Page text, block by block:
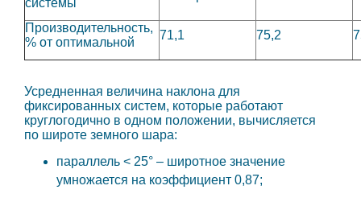
Производительность,
% от оптимальной
71,1 75,2
Усредненная величина наклона для
фиксированных систем, которые работают
круглогодично в одном положении, вычисляется
по широте земного шара:
параллель < 25° – широтное значение
умножается на коэффициент 0,87;